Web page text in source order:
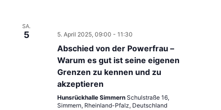
SA.
5 5. April 2025, 09:00 - 11:30
Abschied von der Powerfrau –
Warum es gut ist seine eigenen
Grenzen zu kennen und zu
akzeptieren
Hunsrückhalle Simmern Schulstraße 16,
Simmern, Rheinland-Pfalz, Deutschland